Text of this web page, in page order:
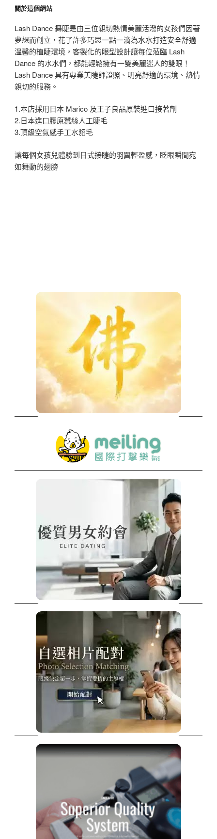
關於這個網站
Lash Dance 舞睫是由三位親切熱情美麗活潑的女孩們因著
夢想而創立，花了許多巧思一點一滴為水水打造安全舒適
溫馨的植睫環境，客製化的眼型設計讓每位蒞臨 Lash
Dance 的水水們，都能輕鬆擁有一雙美麗迷人的雙眼！
Lash Dance 具有專業美睫師證照、明亮舒適的環境、熱情
親切的服務。
1.本店採用日本 Marico 及王子良品原裝進口接著劑
2.日本進口膠原蠶絲人工睫毛
3.頂級空氣感手工水貂毛
讓每個女孩兒體驗到日式接睫的羽翼輕盈感，眨眼瞬間宛
如舞動的翅膀